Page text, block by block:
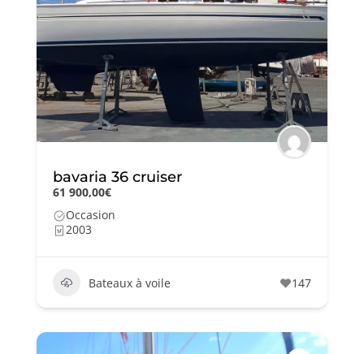
bavaria 36 cruiser
61 900,00€
Occasion
2003
Bateaux à voile 147